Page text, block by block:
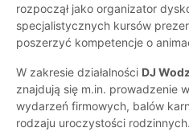
rozpoczął jako organizator
specjalistycznych kursów
poszerzyć kompetencje o
W zakresie działalności DJ
znajdują się m.in. prowadzenie
wydarzeń firmowych, balów
rodzaju uroczystości